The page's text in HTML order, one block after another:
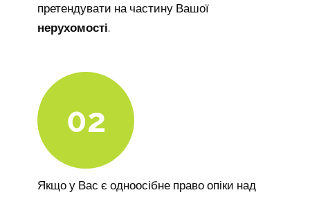
претендувати на частину Вашої
нерухомості.
02
Якщо у Вас є одноосібне право опіки над